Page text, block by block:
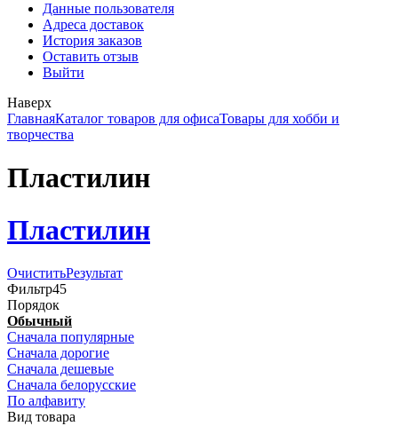
Данные пользователя
Адреса доставок
История заказов
Оставить отзыв
Выйти
Наверх
ГлавнаяКаталог товаров для офисаТовары для хобби и
творчества
Пластилин
Пластилин
ОчиститьРезультат
Фильтр45
Порядок
Обычный
Сначала популярные
Сначала дорогие
Сначала дешевые
Сначала белорусские
По алфавиту
Вид товара